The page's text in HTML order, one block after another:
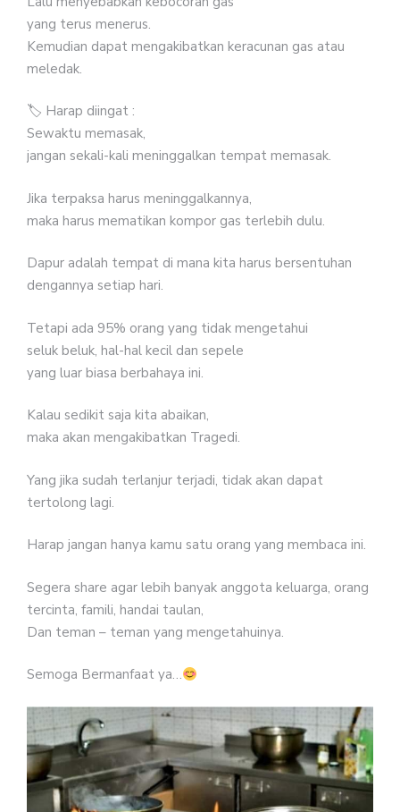
yang terus menerus.
Kemudian dapat mengakibatkan keracunan gas atau
meledak.
🏷 Harap diingat :
Sewaktu memasak,
jangan sekali-kali meninggalkan tempat memasak.
Jika terpaksa harus meninggalkannya,
maka harus mematikan kompor gas terlebih dulu.
Dapur adalah tempat di mana kita harus bersentuhan
dengannya setiap hari.
Tetapi ada 95% orang yang tidak mengetahui
seluk beluk, hal-hal kecil dan sepele
yang luar biasa berbahaya ini.
Kalau sedikit saja kita abaikan,
maka akan mengakibatkan Tragedi.
Yang jika sudah terlanjur terjadi, tidak akan dapat
tertolong lagi.
Harap jangan hanya kamu satu orang yang membaca ini.
Segera share agar lebih banyak anggota keluarga, orang
tercinta, famili, handai taulan,
Dan teman – teman yang mengetahuinya.
Semoga Bermanfaat ya…